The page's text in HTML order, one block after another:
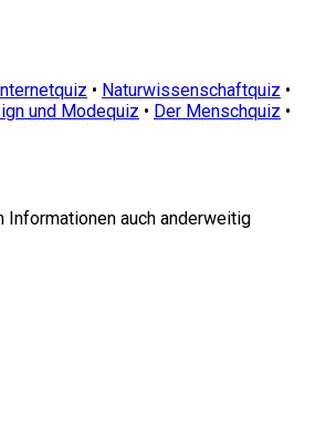
• Naturwissenschaftquiz •
und Modequiz • Der Menschquiz •
Informationen auch anderweitig